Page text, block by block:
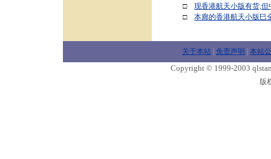
□ 现香港航天小版有货,
□ 本廊的香港航天小版巳
关于本站 免责声明 本站
Copyright © 1999-2003
版